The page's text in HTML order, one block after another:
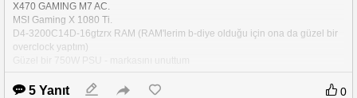
X470 GAMING M7 AC.
MSI Gaming X 1080 Ti.
D4-3200C14D-16gtzrx RAM (RAM'lerim b-diye olduğu için ona da güzel bir
overclock yaptım)
Güzel bir 750W PSU - markasını unuttum
5 Yanıt 0